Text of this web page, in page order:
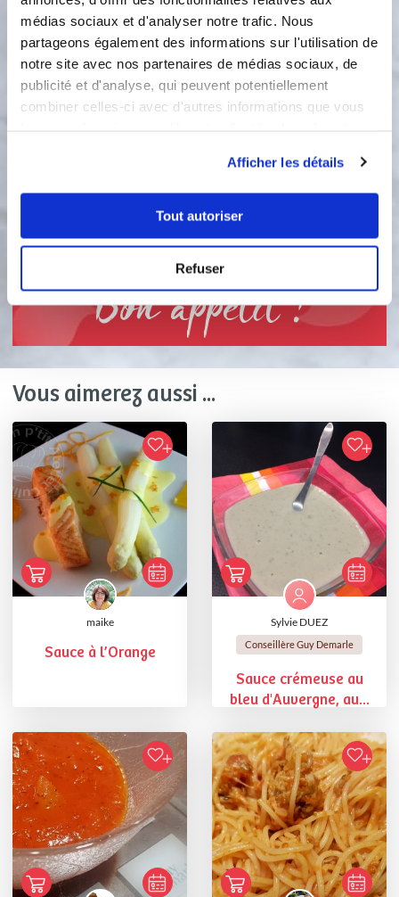
médias sociaux et d'analyser notre trafic. Nous
partageons également des informations sur l'utilisation de
notre site avec nos partenaires de médias sociaux, de
publicité et d'analyse, qui peuvent potentiellement
combiner celles-ci avec d'autres informations que vous
Afficher les détails
Tout autoriser
Refuser
morceaux puis ajouter dans le bol.
L'étape est programmée 40 secondes
80° vitesse 2. La sauce est prête à être
déguster avec du poisson, des
coquilles St Jacques ou fruits de mer.
Bon appétit.
Bon appétit !
Vous aimerez aussi ...
maike
Sauce à l’Orange
Sylvie DUEZ
Conseillère Guy Demarle
Sauce crémeuse au
bleu d'Auvergne, au...